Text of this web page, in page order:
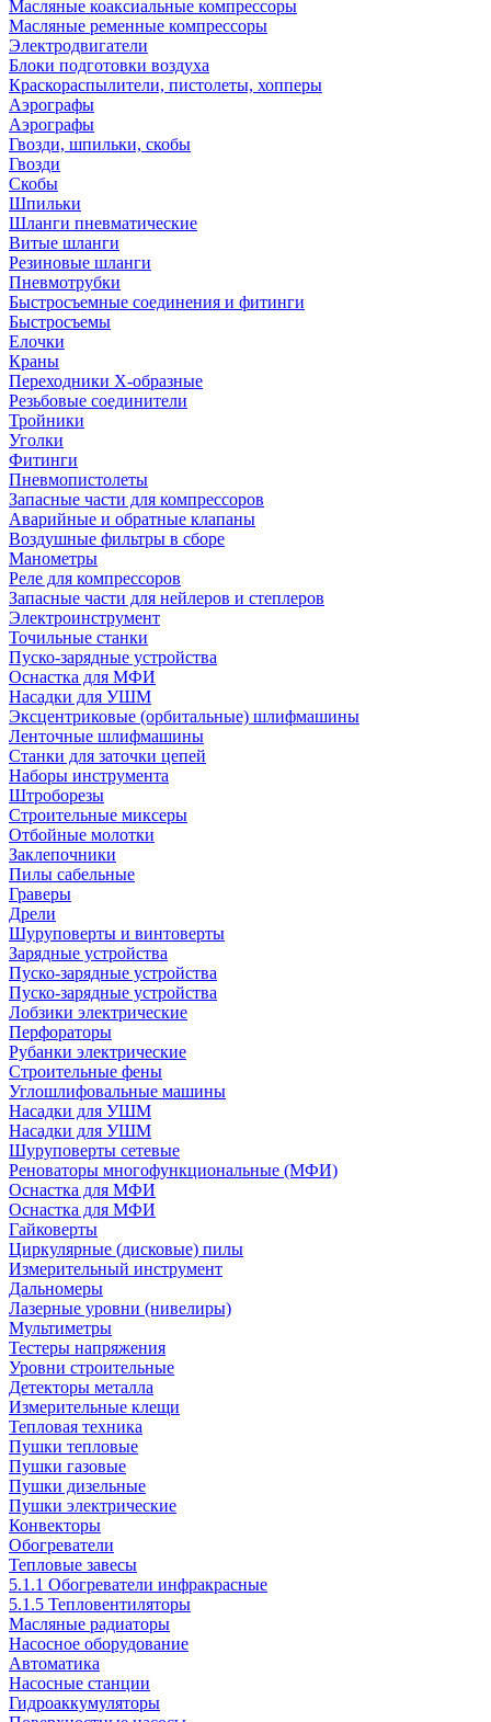
Масляные коаксиальные компрессоры
Масляные ременные компрессоры
Электродвигатели
Блоки подготовки воздуха
Краскораспылители, пистолеты, хопперы
Аэрографы
Аэрографы
Гвозди, шпильки, скобы
Гвозди
Скобы
Шпильки
Шланги пневматические
Витые шланги
Резиновые шланги
Пневмотрубки
Быстросъемные соединения и фитинги
Быстросъемы
Елочки
Краны
Переходники Х-образные
Резьбовые соединители
Тройники
Уголки
Фитинги
Пневмопистолеты
Запасные части для компрессоров
Аварийные и обратные клапаны
Воздушные фильтры в сборе
Манометры
Реле для компрессоров
Запасные части для нейлеров и степлеров
Электроинструмент
Точильные станки
Пуско-зарядные устройства
Оснастка для МФИ
Насадки для УШМ
Эксцентриковые (орбитальные) шлифмашины
Ленточные шлифмашины
Станки для заточки цепей
Наборы инструмента
Штроборезы
Строительные миксеры
Отбойные молотки
Заклепочники
Пилы сабельные
Граверы
Дрели
Шуруповерты и винтоверты
Зарядные устройства
Пуско-зарядные устройства
Пуско-зарядные устройства
Лобзики электрические
Перфораторы
Рубанки электрические
Строительные фены
Углошлифовальные машины
Насадки для УШМ
Насадки для УШМ
Шуруповерты сетевые
Реноваторы многофункциональные (МФИ)
Оснастка для МФИ
Оснастка для МФИ
Гайковерты
Циркулярные (дисковые) пилы
Измерительный инструмент
Дальномеры
Лазерные уровни (нивелиры)
Мультиметры
Тестеры напряжения
Уровни строительные
Детекторы металла
Измерительные клещи
Тепловая техника
Пушки тепловые
Пушки газовые
Пушки дизельные
Пушки электрические
Конвекторы
Обогреватели
Тепловые завесы
5.1.1 Обогреватели инфракрасные
5.1.5 Тепловентиляторы
Масляные радиаторы
Насосное оборудование
Автоматика
Насосные станции
Гидроаккумуляторы